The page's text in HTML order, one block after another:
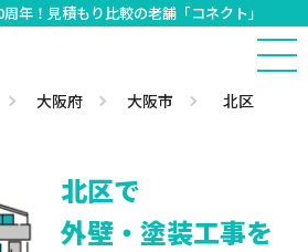
年！見積もり比較の老舗「コネクト」
大阪府 大阪市 北区
北区で
外壁・塗装工事を